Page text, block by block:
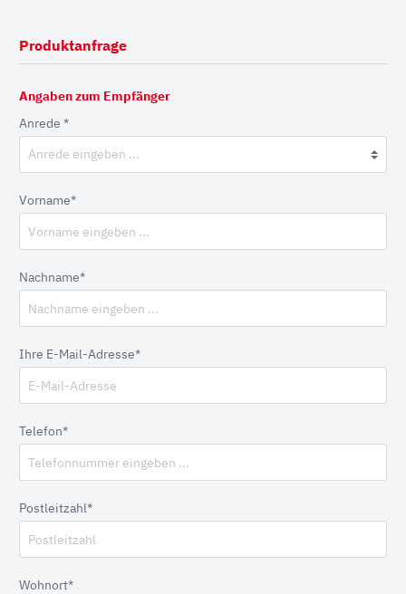
Produktanfrage
Angaben zum Empfänger
Anrede *
Vorname*
Nachname*
Ihre E-Mail-Adresse*
Telefon*
Postleitzahl*
Wohnort*